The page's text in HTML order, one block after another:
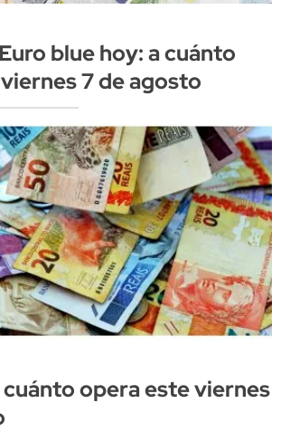
blue hoy: a cuánto
7 de agosto
cuánto opera este viernes